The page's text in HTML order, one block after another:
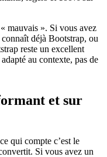
mauvais ». Si vous avez
déjà Bootstrap, ou
reste un excellent
au contexte, pas de
et sur
qui compte c’est le
Si vous avez un